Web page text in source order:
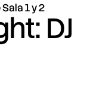
1 y 2
DJ